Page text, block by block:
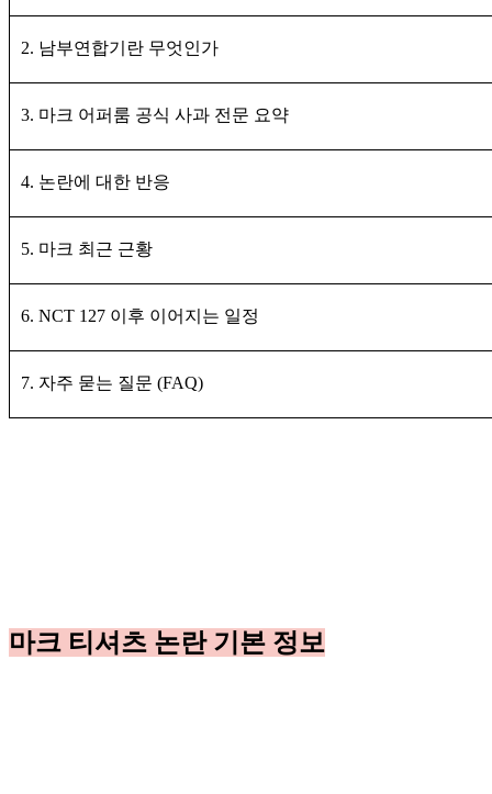
2. 남부연합기란 무엇인가
3. 마크 어퍼룸 공식 사과 전문 요약
4. 논란에 대한 반응
5. 마크 최근 근황
6. NCT 127 이후 이어지는 일정
7. 자주 묻는 질문 (FAQ)
마크 티셔츠 논란 기본 정보